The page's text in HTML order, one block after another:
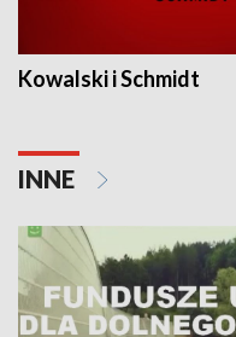
Kowalski i Schmidt
INNE